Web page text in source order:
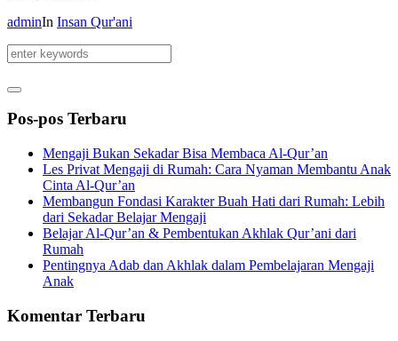
adminIn Insan Qur'ani
Pos-pos Terbaru
Mengaji Bukan Sekadar Bisa Membaca Al-Qur’an
Les Privat Mengaji di Rumah: Cara Nyaman Membantu Anak
Cinta Al-Qur’an
Membangun Fondasi Karakter Buah Hati dari Rumah: Lebih
dari Sekadar Belajar Mengaji
Belajar Al-Qur’an & Pembentukan Akhlak Qur’ani dari
Rumah
Pentingnya Adab dan Akhlak dalam Pembelajaran Mengaji
Anak
Komentar Terbaru